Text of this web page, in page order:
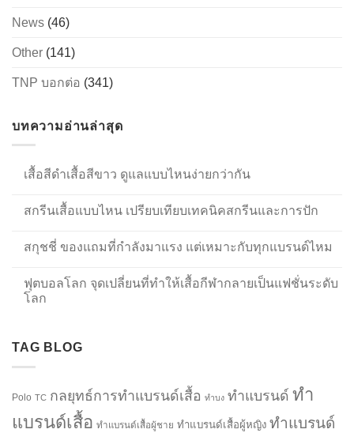
News (46)
Other (141)
TNP บอกต่อ (341)
บทความอ่านล่าสุด
เสื้อสีดำเสื้อสีขาว ดูแลแบบไหนง่ายกว่ากัน
สกรีนเสื้อแบบไหน เปรียบเทียบเทคนิคสกรีนและการปัก
สกุชชี่ ของแถมที่กำลังมาแรง แต่เหมาะกับทุกแบรนด์ไหม
ฟุตบอลโลก จุดเปลี่ยนที่ทำให้เสื้อกีฬากลายเป็นแฟชั่นระดับ
โลก
TAG BLOG
Polo TC กลยุทธ์การทำแบรนด์เสื้อ ทำบง ทำแบรนด์ ทำ
แบรนด์เสื้อ ทำแบรนด์เสื้อผู้ชาย ทำแบรนด์เสื้อผู้หญิง ทำแบรนด์